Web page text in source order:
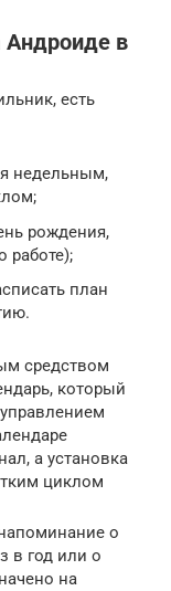
Андроиде в
есть
недельным,
рождения,
работе);
план
средством
который
а установка
циклом
о
в год или о
на